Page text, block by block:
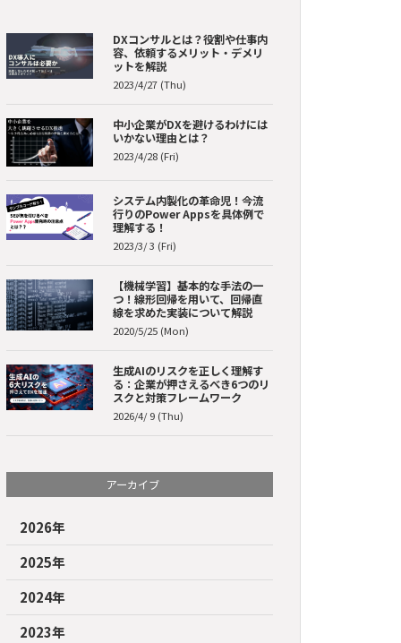
DXコンサルとは？役割や仕事内
容、依頼するメリット・デメリ
ットを解説
2023/4/27 (Thu)
中小企業がDXを避けるわけには
いかない理由とは？
2023/4/28 (Fri)
システム内製化の革命児！今流
行りのPower Appsを具体例で
理解する！
2023/3/ 3 (Fri)
【機械学習】基本的な手法の一
つ！線形回帰を用いて、回帰直
線を求めた実装について解説
2020/5/25 (Mon)
生成AIのリスクを正しく理解す
る：企業が押さえるべき6つのリ
スクと対策フレームワーク
2026/4/ 9 (Thu)
アーカイブ
2026年
2025年
2024年
2023年